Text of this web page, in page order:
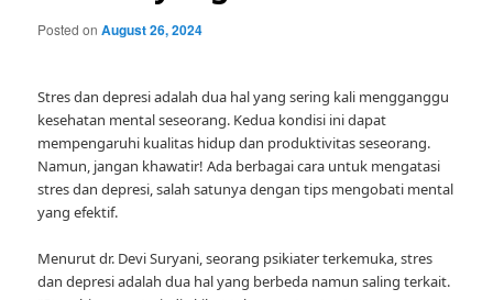
Posted onAugust 26, 2024
Stres dan depresi adalah dua hal yang sering kali mengganggu
kesehatan mental seseorang. Kedua kondisi ini dapat
mempengaruhi kualitas hidup dan produktivitas seseorang.
Namun, jangan khawatir! Ada berbagai cara untuk mengatasi
stres dan depresi, salah satunya dengan tips mengobati mental
yang efektif.
Menurut dr. Devi Suryani, seorang psikiater terkemuka, stres
dan depresi adalah dua hal yang berbeda namun saling terkait.